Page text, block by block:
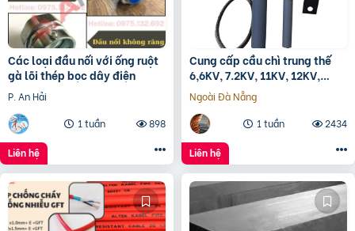
Các loại đầu nối với ống ruột
gà lõi thép bọc dây điện
P. An Hải
1 tuần
898
Liên hệ
Cung cấp cầu chì trung thế
6,6KV, 7.2KV, 11KV, 12KV,
24KV
Ngoài Đà Nẵng
1 tuần
2434
Liên hệ